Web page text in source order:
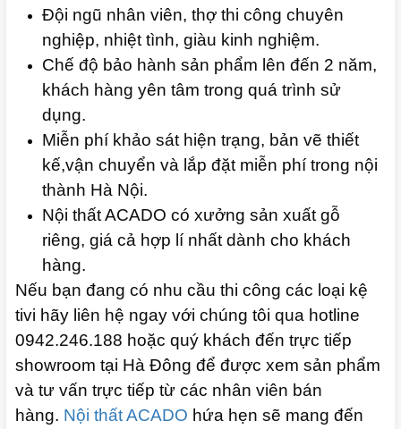
Đội ngũ nhân viên, thợ thi công chuyên
nghiệp, nhiệt tình, giàu kinh nghiệm.
Chế độ bảo hành sản phẩm lên đến 2 năm,
khách hàng yên tâm trong quá trình sử
dụng.
Miễn phí khảo sát hiện trạng, bản vẽ thiết
kế,vận chuyển và lắp đặt miễn phí trong nội
thành Hà Nội.
Nội thất ACADO có xưởng sản xuất gỗ
riêng, giá cả hợp lí nhất dành cho khách
hàng.
Nếu bạn đang có nhu cầu thi công các loại kệ
tivi hãy liên hệ ngay với chúng tôi qua hotline
0942.246.188 hoặc quý khách đến trực tiếp
showroom tại Hà Đông để được xem sản phẩm
và tư vấn trực tiếp từ các nhân viên bán
hàng. Nội thất ACADO hứa hẹn sẽ mang đến